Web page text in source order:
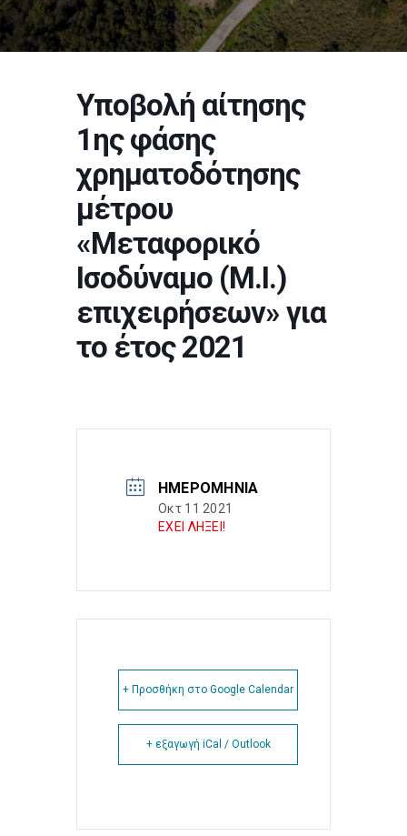
Υποβολή αίτησης
1ης φάσης
χρηματοδότησης
μέτρου
«Μεταφορικό
Ισοδύναμο (Μ.Ι.)
επιχειρήσεων» για
το έτος 2021
ΗΜΕΡΟΜΗΝΊΑ
Οκτ 11 2021
ΕΧΕΙ ΛΗΞΕΙ!
+ Προσθήκη στο Google Calendar
+ εξαγωγή iCal / Outlook